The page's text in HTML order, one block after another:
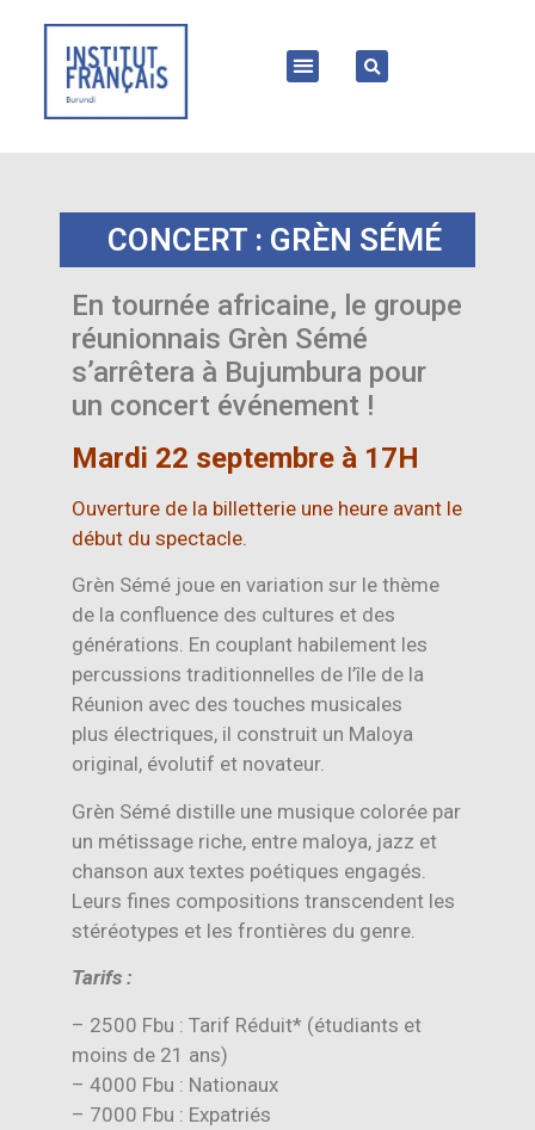
CONCERT : GRÈN SÉMÉ
En tournée africaine, le groupe
réunionnais Grèn Sémé
s’arrêtera à Bujumbura pour
un concert événement !
Mardi 22 septembre à 17H
Ouverture de la billetterie une heure avant le
début du spectacle.
Grèn Sémé joue en variation sur le thème
de la confluence des cultures et des
générations. En couplant habilement les
percussions traditionnelles de l’île de la
Réunion avec des touches musicales
plus électriques, il construit un Maloya
original, évolutif et novateur.
Grèn Sémé distille une musique colorée par
un métissage riche, entre maloya, jazz et
chanson aux textes poétiques engagés.
Leurs fines compositions transcendent les
stéréotypes et les frontières du genre.
Tarifs :
– 2500 Fbu : Tarif Réduit* (étudiants et
moins de 21 ans)
– 4000 Fbu : Nationaux
– 7000 Fbu : Expatriés